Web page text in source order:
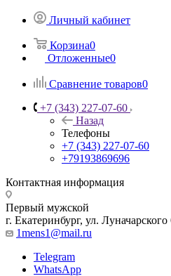
Личный кабинет
Корзина0
Отложенные0
Сравнение товаров0
+7 (343) 227-07-60
Назад
Телефоны
+7 (343) 227-07-60
+79193869696
Контактная информация
Первый мужской
г. Екатеринбург, ул. Луначарского
1mens1@mail.ru
Telegram
WhatsApp